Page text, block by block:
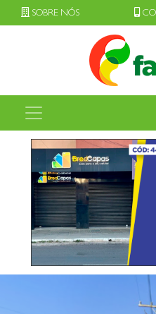
SOBRE NÓS